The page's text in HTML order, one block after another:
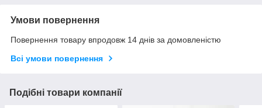
Умови повернення
Повернення товару впродовж 14 днів за домовленістю
Всі умови повернення
Подібні товари компанії